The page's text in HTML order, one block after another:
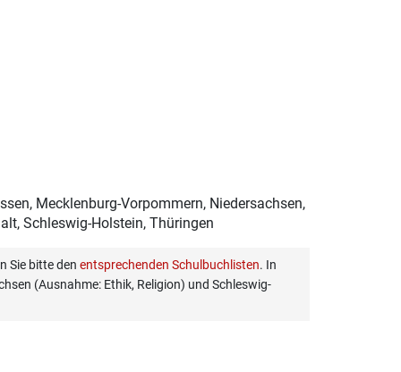
Mecklenburg-Vorpommern, Niedersachsen,
Schleswig-Holstein, Thüringen
Sie bitte den entsprechenden Schulbuchlisten. In
(Ausnahme: Ethik, Religion) und Schleswig-